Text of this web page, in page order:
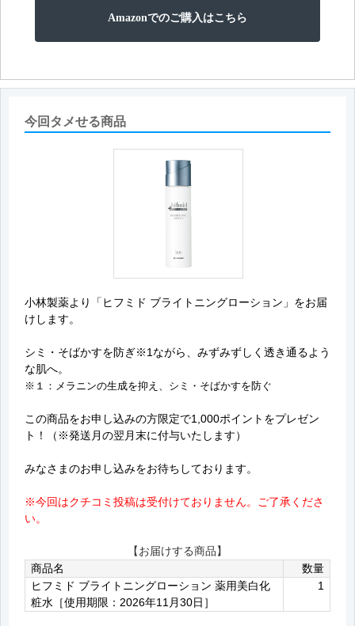
性甘草エキス（2）、グリチルリチン酸2K、DPG、ソルビトー
ル液、濃グリセリン、BG、ペンチレングリコール、ラフィノー
シエタノール、ジエチレントリアミン5酢酸5Ｎａ液、ヒドロキ
あらわれた場合
●乳幼児の手の届かないところにおいてください。
ないでください。
●ご使用後は、カチッとなるまでキャップをきちんと閉めてくださ
Amazonでのご購入はこちら
今回タメせる商品
小林製薬より「ヒフミド ブライトニングローション」をお届
けします。
シミ・そばかすを防ぎ※1ながら、みずみずしく透き通るよう
な肌へ。
※１：メラニンの生成を抑え、シミ・そばかすを防ぐ
この商品をお申し込みの方限定で1,000ポイントをプレゼン
ト！（※発送月の翌月末に付与いたします）
みなさまのお申し込みをお待ちしております。
※今回はクチコミ投稿は受付けておりません。ご了承くださ
い。
【お届けする商品】
商品名
数量
ヒフミド ブライトニングローション 薬用美白化
粧水［使用期限：2026年11月30日］
1